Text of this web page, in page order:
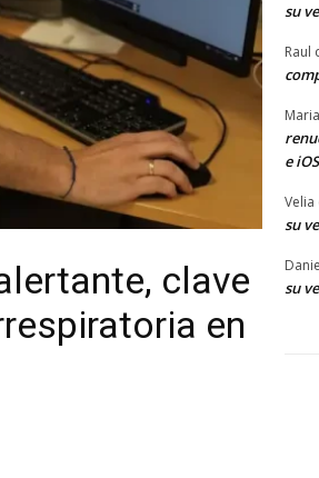
clave
en
su
Raul
e iOS
Velia
su
su